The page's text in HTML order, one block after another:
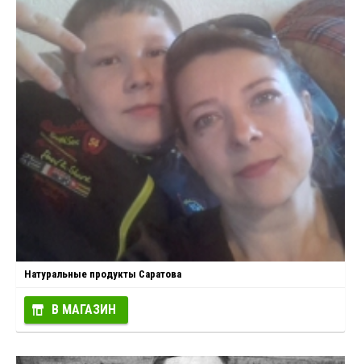
Натуральные продукты Саратова
В МАГАЗИН